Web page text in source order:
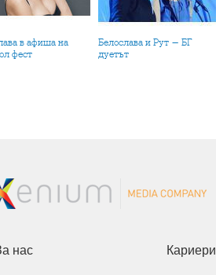
фест
Белослава и Рут - БГ
дуетът
За нас Кариери